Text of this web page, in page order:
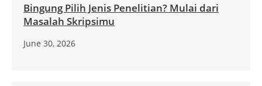
Bingung Pilih Jenis Penelitian? Mulai dari
Masalah Skripsimu
June 30, 2026